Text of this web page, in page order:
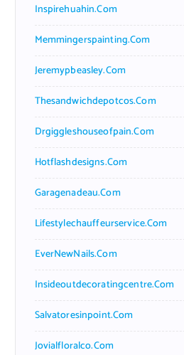
Inspirehuahin.com
Memmingerspainting.com
Jeremypbeasley.com
Thesandwichdepotcos.com
Drgiggleshouseofpain.com
Hotflashdesigns.com
Garagenadeau.com
Lifestylechauffeurservice.com
EverNewNails.com
Insideoutdecoratingcentre.com
Salvatoresinpoint.com
Jovialfloralco.com